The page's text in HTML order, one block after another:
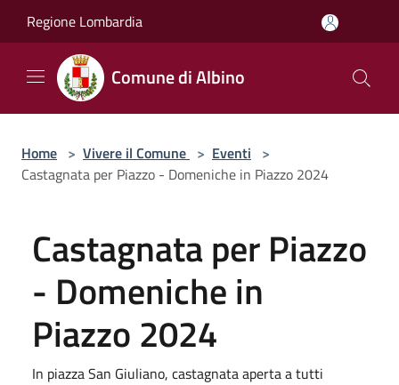
Regione Lombardia
Comune di Albino
Home > Vivere il Comune > Eventi >
Castagnata per Piazzo - Domeniche in Piazzo 2024
Castagnata per Piazzo
- Domeniche in
Piazzo 2024
In piazza San Giuliano, castagnata aperta a tutti